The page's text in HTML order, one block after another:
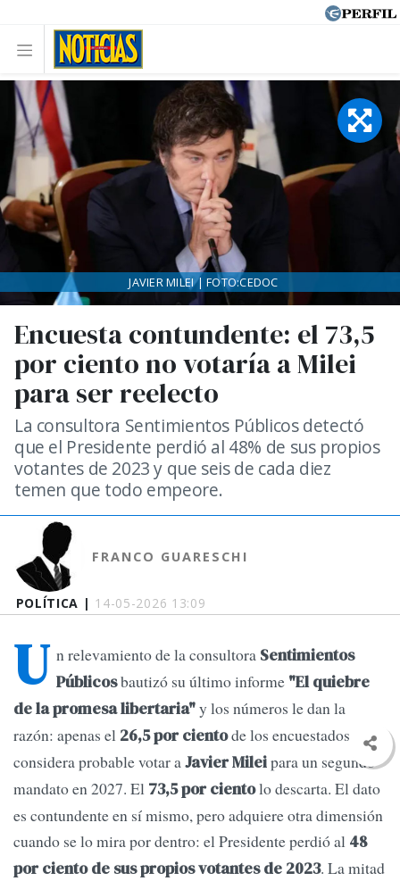
POLÍTICA | 14-05-2026 13:09
Encuesta contundente: el 73,5
por ciento no votaría a Milei
para ser reelecto
La consultora Sentimientos Públicos detectó
que el Presidente perdió al 48% de sus propios
votantes de 2023 y que seis de cada diez
temen que todo empeore.
FRANCO GUARESCHI
JAVIER MILEI | FOTO:CEDOC
U n relevamiento de la consultora Sentimientos
Públicosbautizó su último informe "El quiebre
de la promesa libertaria"y los números le dan la
razón: apenas el 26,5 por cientode los encuestados
considera probable votar aJavier Mileipara un segundo
mandato en 2027. El 73,5 por cientolo descarta. El dato
es contundente en sí mismo, pero adquiere otra dimensión
cuando se lo mira por dentro: el Presidente perdió al 48
por ciento de sus propios votantes de 2023. La mitad